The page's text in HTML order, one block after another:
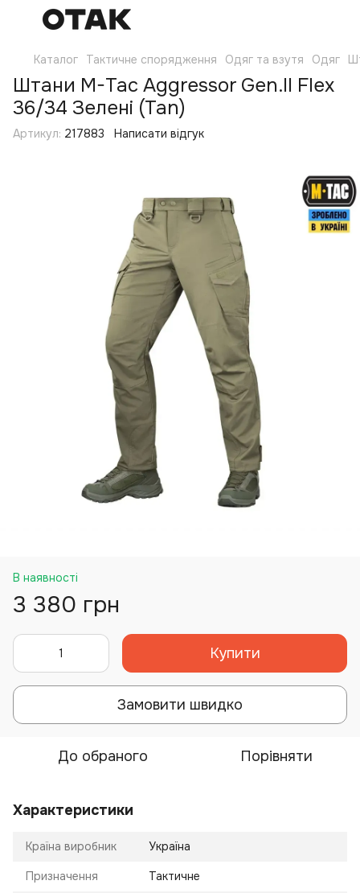
Каталог Тактичне спорядження Одяг та взутя Одяг
Штани M-Tac Aggressor Gen.II Flex
36/34 Зелені (Tan)
Артикул: 217883 Написати відгук
В наявності
3 380 грн
Купити
Замовити швидко
До обраного Порівняти
Характеристики
Країна виробник Україна
Призначення Тактичне